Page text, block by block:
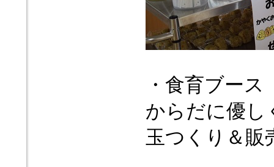
・食育ブース
からだに優
玉つくり＆販